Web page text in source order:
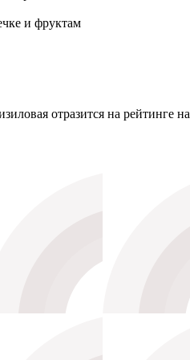
и фруктам
отразится на рейтинге